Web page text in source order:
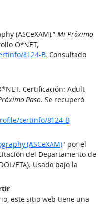
(ASCeXAM).” Mi Próximo
O*NET,
8124-B. Consultado
Certificación: Adult
Paso. Se recuperó
certinfo/8124-B
(ASCeXAM)" por el
del Departamento de
ETA). Usado bajo la
este sitio web tiene una